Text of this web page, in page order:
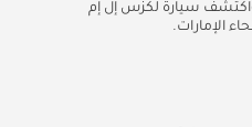
واكتشف سيارة لكزس إل إم
الإمارات.